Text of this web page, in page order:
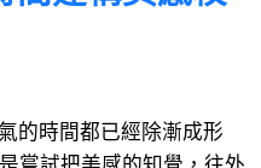
的時間都已經除漸成形